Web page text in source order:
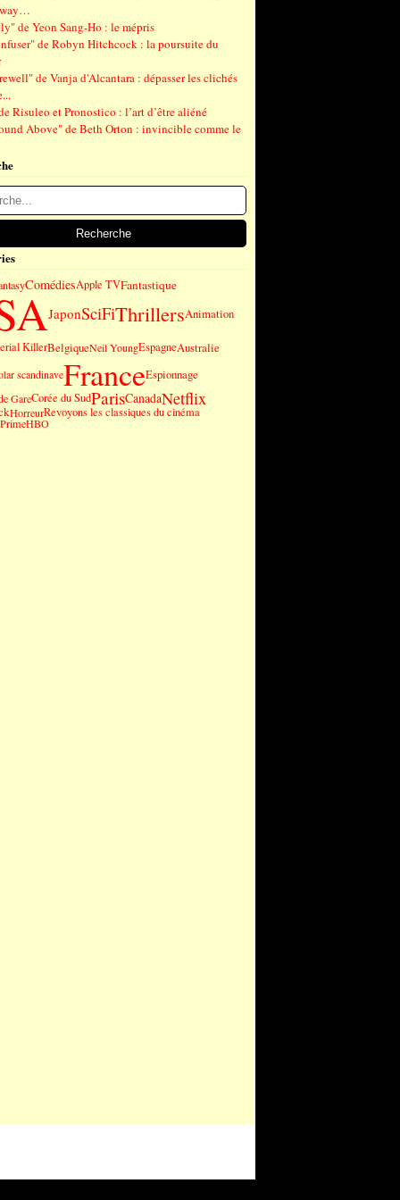
de Yeon Sang-Ho : le mépris
de Robyn Hitchcock : la poursuite du
de Vanja d'Alcantara : dépasser les clichés
Risuleo et Pronostico : l’art d’être aliéné
Above" de Beth Orton : invincible comme le
ComédiesApple TVFantastique
JaponSciFiThrillersAnimation
KillerBelgiqueNeil YoungEspagneAustralie
scandinaveFranceEspionnage
GareCorée du SudParisCanadaNetflix
HorreurRevoyons les classiques du cinéma
HBO